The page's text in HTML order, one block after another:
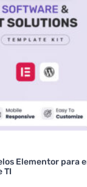
Elementor para
TI